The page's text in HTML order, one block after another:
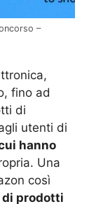
–
fino ad
di
utenti di
hanno
Una
così
di prodotti